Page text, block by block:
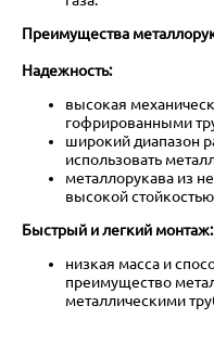
Преимущества
Надежность:
высокая
гофрированными
широкий диапазон
использовать
металлорукава из
высокой
Быстрый и легкий монтаж:
низкая масса и
преимущество
металлическими